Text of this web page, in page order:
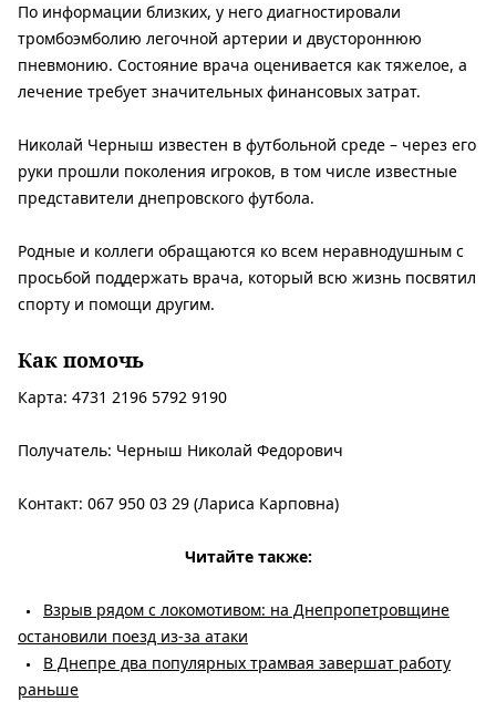
По информации близких, у него диагностировали
тромбоэмболию легочной артерии и двустороннюю
пневмонию. Состояние врача оценивается как тяжелое, а
лечение требует значительных финансовых затрат.
Николай Черныш известен в футбольной среде – через его
руки прошли поколения игроков, в том числе известные
представители днепровского футбола.
Родные и коллеги обращаются ко всем неравнодушным с
просьбой поддержать врача, который всю жизнь посвятил
спорту и помощи другим.
Как помочь
Карта: 4731 2196 5792 9190
Получатель: Черныш Николай Федорович
Контакт: 067 950 03 29 (Лариса Карповна)
Читайте также:
Взрыв рядом с локомотивом: на Днепропетровщине
остановили поезд из-за атаки
В Днепре два популярных трамвая завершат работу
раньше